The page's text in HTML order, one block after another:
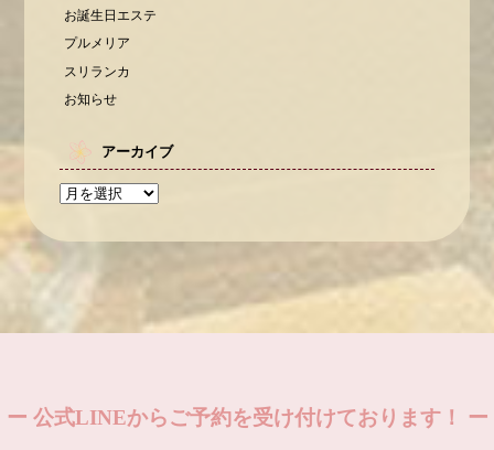
お誕生日エステ
プルメリア
スリランカ
お知らせ
アーカイブ
ー 公式LINEからご予約を受け付けております！ ー